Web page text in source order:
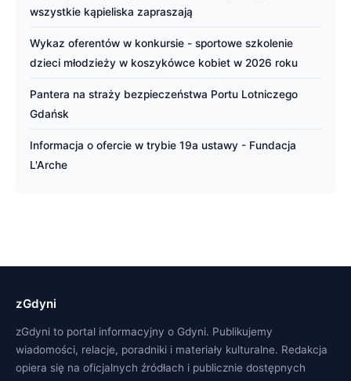
wszystkie kąpieliska zapraszają
Wykaz oferentów w konkursie - sportowe szkolenie
dzieci młodzieży w koszykówce kobiet w 2026 roku
Pantera na straży bezpieczeństwa Portu Lotniczego
Gdańsk
Informacja o ofercie w trybie 19a ustawy - Fundacja
L'Arche
zGdyni
zGdyni to portal informacyjny o Gdyni. Publikujemy
wiadomości, relacje, poradniki i materiały kulturalne. Redakcja
opiera się na oficjalnych źródłach i publicznie dostępnych